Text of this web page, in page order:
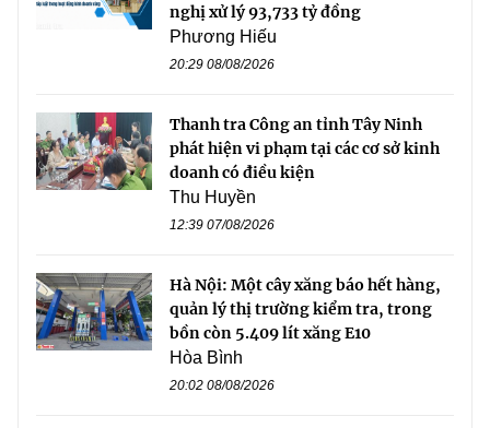
nghị xử lý 93,733 tỷ đồng
Phương Hiếu
20:29 08/08/2026
Thanh tra Công an tỉnh Tây Ninh
phát hiện vi phạm tại các cơ sở kinh
doanh có điều kiện
Thu Huyền
12:39 07/08/2026
Hà Nội: Một cây xăng báo hết hàng,
quản lý thị trường kiểm tra, trong
bồn còn 5.409 lít xăng E10
Hòa Bình
20:02 08/08/2026